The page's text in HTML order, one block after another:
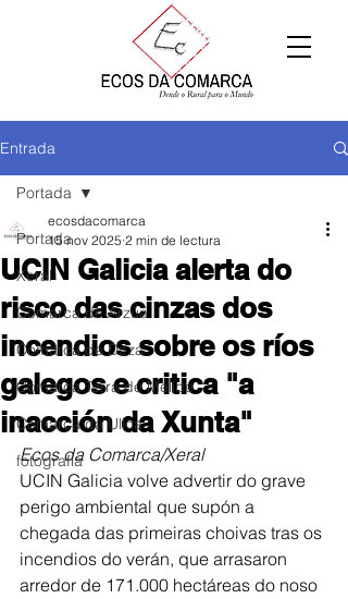
Entrada
Portada
Xeral
Comarca de Arzúa
Comarca de Deza
Comarca Terra de Melide
Comarca da Ulloa
fotografía
Portada
UCIN Galicia alerta do
risco das cinzas dos
incendios sobre os ríos
galegos e critica "a
inacción da Xunta"
ecosdacomarca
15 nov 2025 2 min de lectura
Ecos da Comarca/Xeral
UCIN Galicia volve advertir do grave
perigo ambiental que supón a
chegada das primeiras choivas tras os
incendios do verán, que arrasaron
arredor de 171.000 hectáreas do noso